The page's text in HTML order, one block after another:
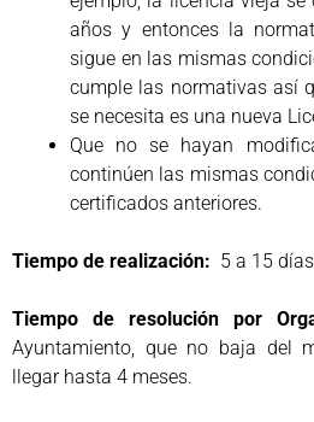
años y entonces la
sigue en las mismas
cumple las normativas así
se necesita es una nueva
Que no se hayan
continúen las mismas
certificados anteriores.
Tiempo de realización: 5 a 15
Tiempo de resolución por
Ayuntamiento, que no baja del
llegar hasta 4 meses.